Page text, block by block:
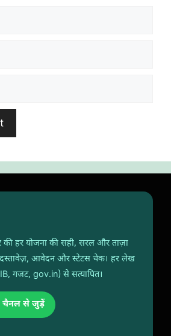
की हर योजना की सही, सरल और ताज़ा
दस्तावेज़, आवेदन और स्टेटस चेक। हर लेख
गजट, gov.in) से सत्यापित।
चैनल से जुड़ें